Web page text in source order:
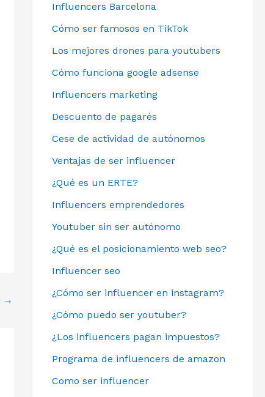
→
Influencers Barcelona
Cómo ser famosos en TikTok
Los mejores drones para youtubers
Cómo funciona google adsense
Influencers marketing
Descuento de pagarés
Cese de actividad de autónomos
Ventajas de ser influencer
¿Qué es un ERTE?
Influencers emprendedores
Youtuber sin ser autónomo
¿Qué es el posicionamiento web seo?
Influencer seo
¿Cómo ser influencer en instagram?
¿Cómo puedo ser youtuber?
¿Los influencers pagan impuestos?
Programa de influencers de amazon
Como ser influencer